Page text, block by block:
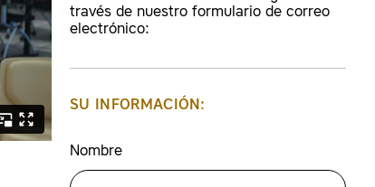
través de nuestro formulario de correo
electrónico:
SU INFORMACIÓN:
Nombre